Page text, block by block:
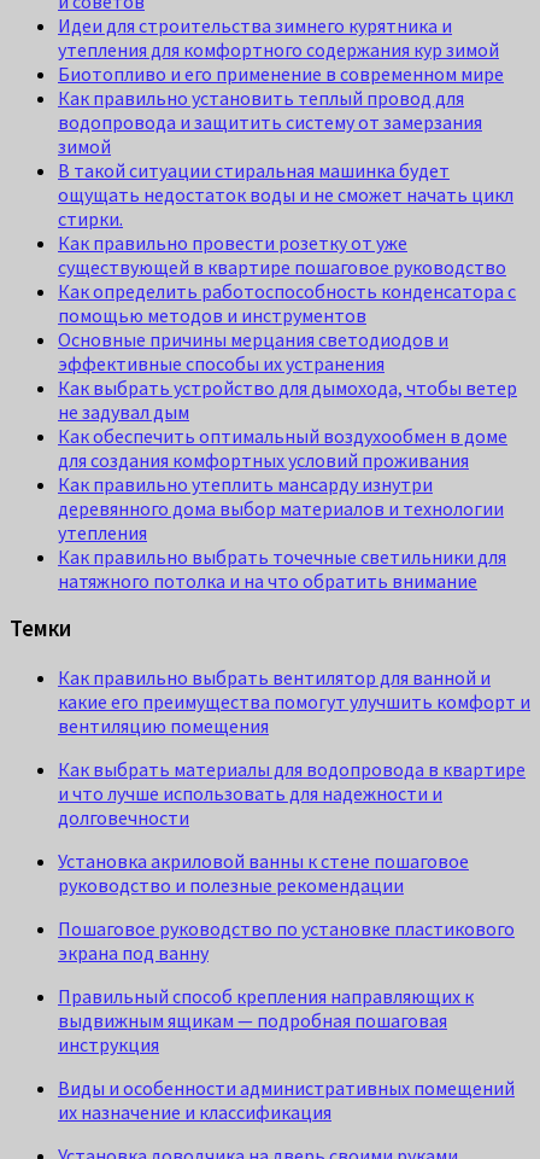
Идеи для строительства зимнего курятника и
утепления для комфортного содержания кур зимой
Биотопливо и его применение в современном мире
Как правильно установить теплый провод для
водопровода и защитить систему от замерзания
зимой
В такой ситуации стиральная машинка будет
ощущать недостаток воды и не сможет начать цикл
стирки.
Как правильно провести розетку от уже
существующей в квартире пошаговое руководство
Как определить работоспособность конденсатора с
помощью методов и инструментов
Основные причины мерцания светодиодов и
эффективные способы их устранения
Как выбрать устройство для дымохода, чтобы ветер
не задувал дым
Как обеспечить оптимальный воздухообмен в доме
для создания комфортных условий проживания
Как правильно утеплить мансарду изнутри
деревянного дома выбор материалов и технологии
утепления
Как правильно выбрать точечные светильники для
натяжного потолка и на что обратить внимание
Темки
Как правильно выбрать вентилятор для ванной и
какие его преимущества помогут улучшить комфорт и
вентиляцию помещения
Как выбрать материалы для водопровода в квартире
и что лучше использовать для надежности и
долговечности
Установка акриловой ванны к стене пошаговое
руководство и полезные рекомендации
Пошаговое руководство по установке пластикового
экрана под ванну
Правильный способ крепления направляющих к
выдвижным ящикам — подробная пошаговая
инструкция
Виды и особенности административных помещений
их назначение и классификация